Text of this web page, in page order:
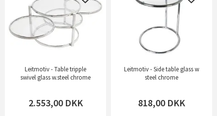
Leitmotiv - Table tripple
swivel glass w.steel chrome
2.553,00 DKK
Leitmotiv - Side table glass w
steel chrome
818,00 DKK